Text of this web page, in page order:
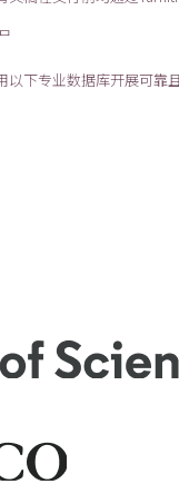
以下专业数据库开展可靠